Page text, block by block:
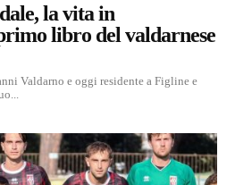
la vita in
libro del valdarnese
Valdarno e oggi residente a Figline e